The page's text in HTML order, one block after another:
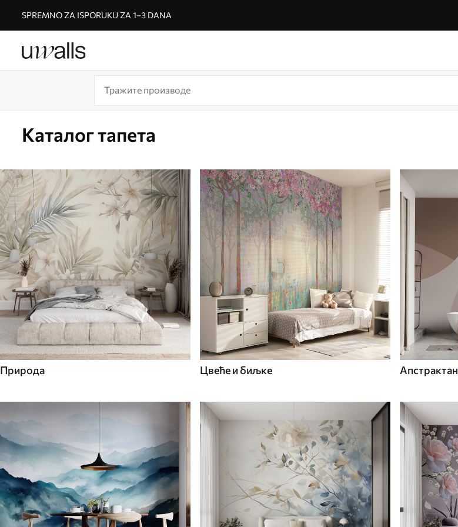
SPREMNO ZA ISPORUKU ZA 1–3 DANA
Каталог тапета
Природа Цвеће и биљке Апстрактан